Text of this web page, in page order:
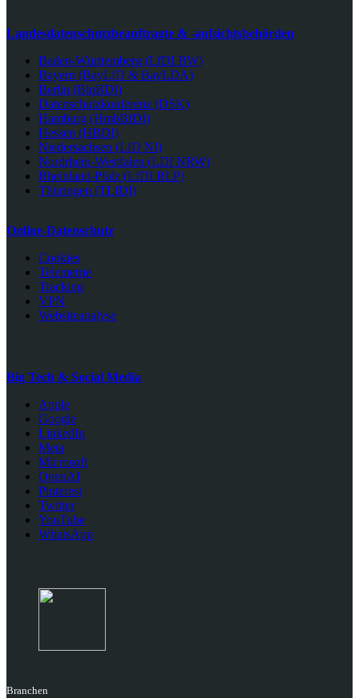
Landesdatenschutzbeauftragte & -aufsichtsbehörden
Baden-Württemberg (LfDI BW)
Bayern (BayLfD & BayLDA)
Berlin (BlnBDI)
Datenschutzkonferenz (DSK)
Hamburg (HmbBfDI)
Hessen (HBDI)
Niedersachsen (LfD NI)
Nordrhein-Westfalen (LDI NRW)
Rheinland-Pfalz (LfDI RLP)
Thüringen (TLfDI)
Online-Datenschutz
Cookies
Telemetrie
Tracking
VPN
Websiteanalyse
Big Tech & Social Media
Apple
Google
LinkedIn
Meta
Microsoft
OpenAI
Pinterest
Twitter
YouTube
WhatsApp
Branchen